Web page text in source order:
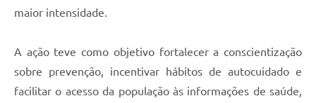
maior intensidade.
A ação teve como objetivo fortalecer a conscientização
sobre prevenção, incentivar hábitos de autocuidado e
facilitar o acesso da população às informações de saúde,